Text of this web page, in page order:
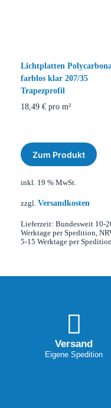
Lichtplatten
farblos klar 207/35
Trapezprofil
18,49 € pro m²
Zum Produkt
inkl. 19 % MwSt.
zzgl. Versandkosten
Lieferzeit: Bundesweit 10-
Werktage per Spedition,
5-15 Werktage per Spedition
Versand
Eigene Spedition